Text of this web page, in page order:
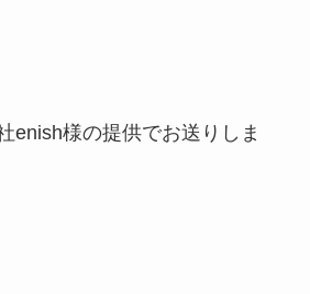
enish様の提供でお送りしま